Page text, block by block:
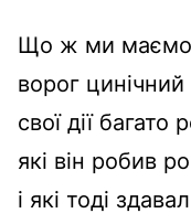
Що ж ми маємо
ворог цинічний
свої дії багато
які він робив
і які тоді